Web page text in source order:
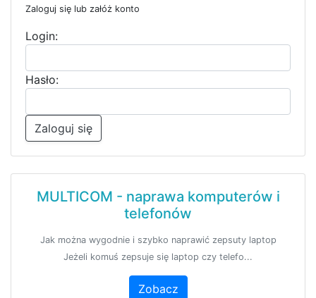
Zaloguj się lub załóż konto
Login:
Hasło:
Zaloguj się
MULTICOM - naprawa komputerów i
telefonów
Jak można wygodnie i szybko naprawić zepsuty laptop
Jeżeli komuś zepsuje się laptop czy telefo...
Zobacz